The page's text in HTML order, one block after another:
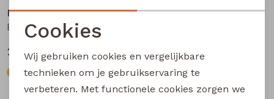
Ravagio
22,99
Ravagio
22,99
Noodzakelijke cookies
Analytische cookies
Cookies
Wij gebruiken cookies en vergelijkbare
technieken om je gebruikservaring te
verbeteren. Met functionele cookies zorgen we